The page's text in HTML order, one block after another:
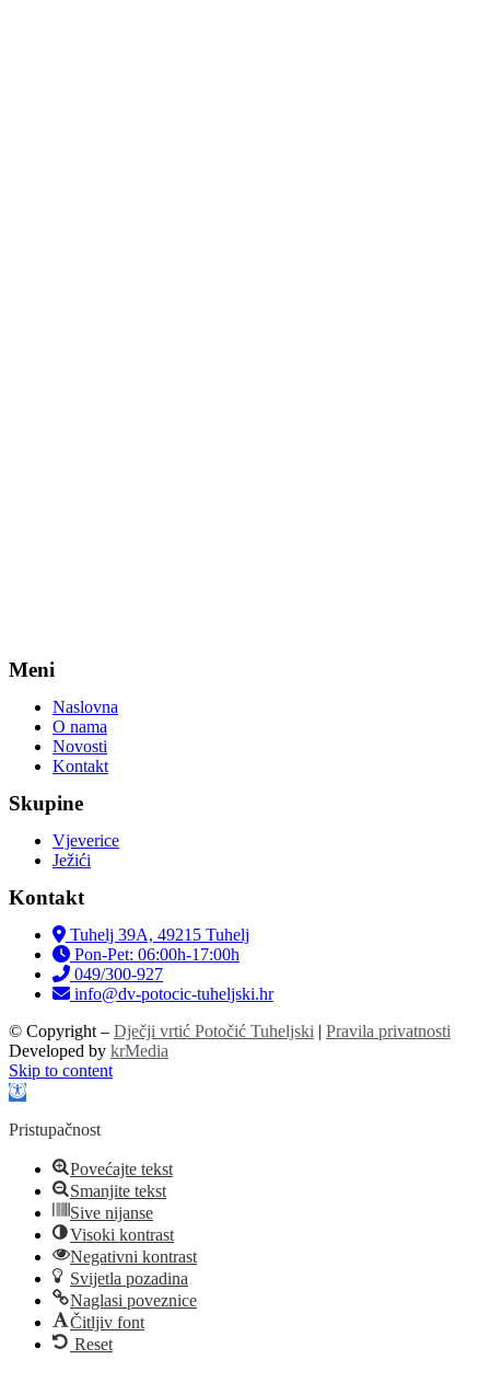
Meni
Naslovna
O nama
Novosti
Kontakt
Skupine
Vjeverice
Ježići
Kontakt
Tuhelj 39A, 49215 Tuhelj
Pon-Pet: 06:00h-17:00h
049/300-927
info@dv-potocic-tuheljski.hr
© Copyright – Dječji vrtić Potočić Tuheljski | Pravila privatnosti
Developed by krMedia
Skip to content
Open toolbar
Pristupačnost
Povećajte tekst
Smanjite tekst
Sive nijanse
Visoki kontrast
Negativni kontrast
Svijetla pozadina
Naglasi poveznice
Čitljiv font
Reset